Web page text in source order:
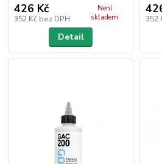
426 Kč
352 Kč bez DPH
Není
skladem
Detail
352